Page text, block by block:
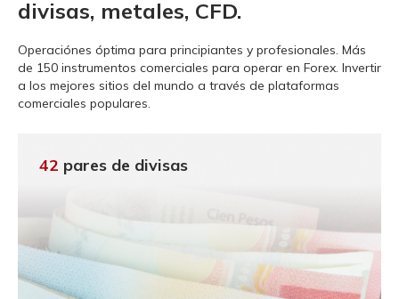
divisas, metales, CFD.
Operaciónes óptima para principiantes y profesionales. Más
de 150 instrumentos comerciales para operar en Forex. Invertir
a los mejores sitios del mundo a través de plataformas
comerciales populares.
42 pares de divisas